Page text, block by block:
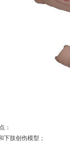
：
下肢创伤模型；